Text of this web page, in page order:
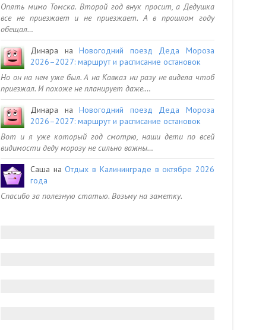
Опять мимо Томска. Второй год внук просит, а Дедушка
все не приезжает и не приезжает. А в прошлом году
обещал…
Динара наНовогодний поезд Деда Мороза
2026–2027: маршрут и расписание остановок
Но он на нем уже был. А на Кавказ ни разу не видела чтоб
приезжал. И похоже не планирует даже.…
Динара наНовогодний поезд Деда Мороза
2026–2027: маршрут и расписание остановок
Вот и я уже который год смотрю, наши дети по всей
видимости деду морозу не сильно важны…
Саша наОтдых в Калининграде в октябре 2026
года
Спасибо за полезную статью. Возьму на заметку.